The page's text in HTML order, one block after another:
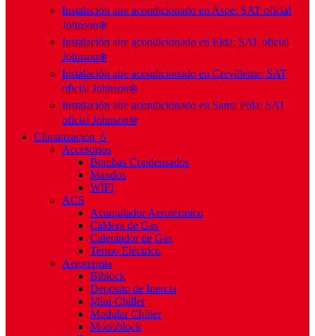
Instalación aire acondicionado en Aspe: SAT oficial
Johnson❄️
Instalación aire acondicionado en Elda: SAT oficial
Johnson❄️
Instalación aire acondicionado en Crevillente: SAT
oficial Johnson❄️
Instalación aire acondicionado en Santa Pola: SAT
oficial Johnson❄️
Climatización 💧
Accesorios
Bombas Condensados
Mandos
WIFI
ACS
Acumulador Aerotérmico
Caldera de Gas
Calentador de Gas
Termo Eléctrico
Aerotermia
Biblock
Depósito de Inercia
Mini-Chiller
Modular Chiller
Monoblock